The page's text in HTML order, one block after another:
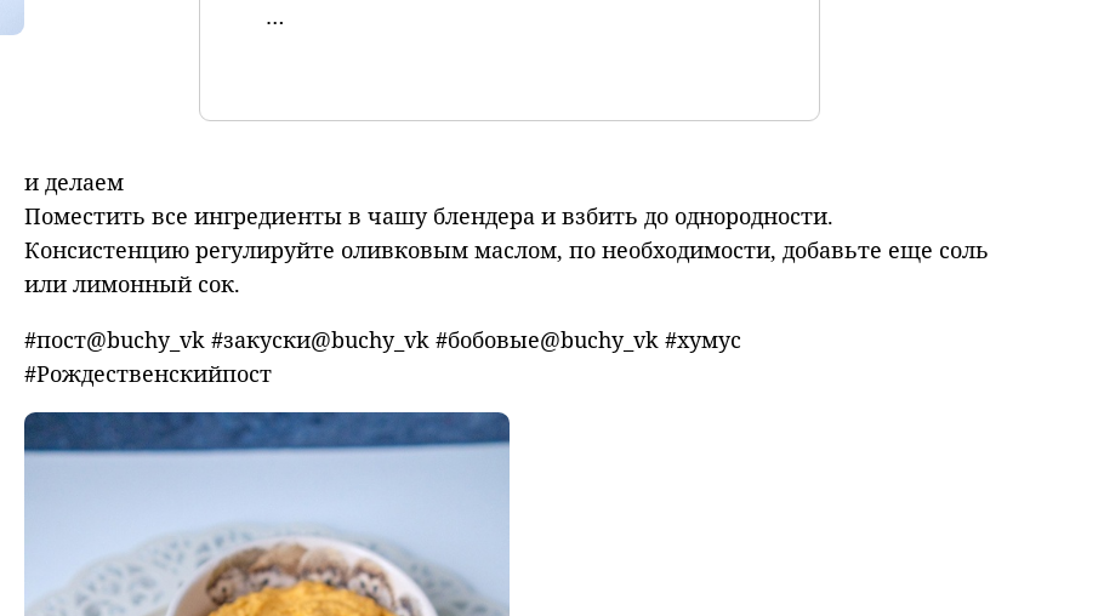
…
и делаем
Поместить все ингредиенты в чашу блендера и взбить до однородности.
Консистенцию регулируйте оливковым маслом, по необходимости, добавьте еще соль
или лимонный сок.
#пост@buchy_vk #закуски@buchy_vk #бобовые@buchy_vk #хумус
#Рождественскийпост